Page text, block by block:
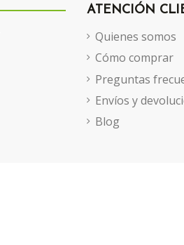
ATENCIÓN
Quienes somos
Cómo comprar
Preguntas
Envíos y
Blog